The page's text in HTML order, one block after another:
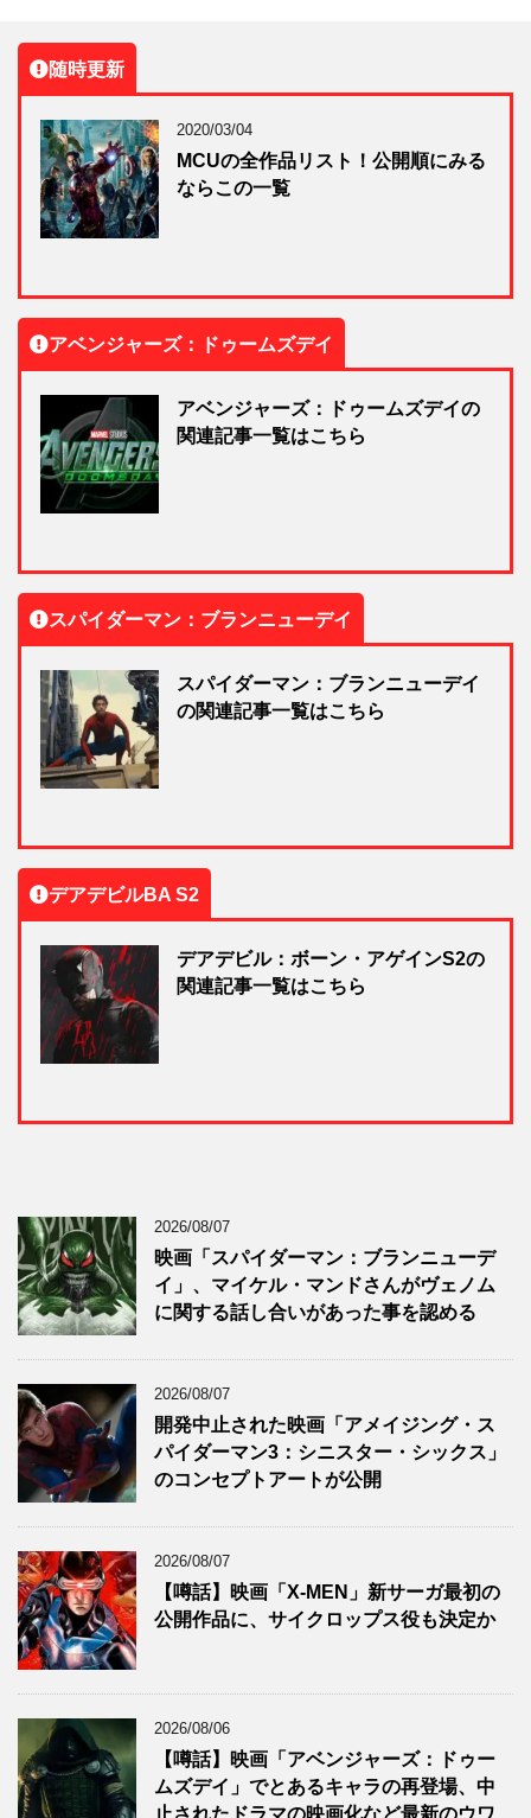
随時更新
2020/03/04
MCUの全作品リスト！公開順にみる
ならこの一覧
アベンジャーズ：ドゥームズデイ
アベンジャーズ：ドゥームズデイの
関連記事一覧はこちら
スパイダーマン：ブランニューデイ
スパイダーマン：ブランニューデイ
の関連記事一覧はこちら
デアデビルBA S2
デアデビル：ボーン・アゲインS2の
関連記事一覧はこちら
2026/08/07
映画「スパイダーマン：ブランニューデ
イ」、マイケル・マンドさんがヴェノム
に関する話し合いがあった事を認める
2026/08/07
開発中止された映画「アメイジング・ス
パイダーマン3：シニスター・シックス」
のコンセプトアートが公開
2026/08/07
【噂話】映画「X-MEN」新サーガ最初の
公開作品に、サイクロップス役も決定か
2026/08/06
【噂話】映画「アベンジャーズ：ドゥー
ムズデイ」でとあるキャラの再登場、中
止されたドラマの映画化など最新のウワ